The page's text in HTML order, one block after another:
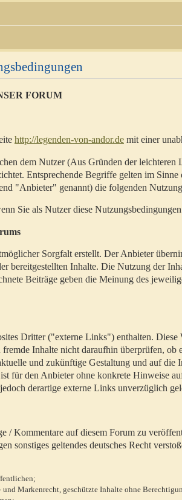
FORUM
http://legenden-von-andor.de mit einer
dem Nutzer (Aus Gründen der leichteren
Entsprechende Begriffe gelten im
"Anbieter" genannt) die folgenden
Sie als Nutzer diese
Sorgfalt erstellt. Der Anbieter
bereitgestellten Inhalte. Die Nutzung der
Beiträge geben die Meinung des
Dritter ("externe Links") enthalten. Diese
Inhalte nicht daraufhin überprüfen, ob
und zukünftige Gestaltung und auf die
für den Anbieter ohne konkrete Hinweise
derartige externe Links unverzüglich
/ Kommentare auf diesem Forum zu
sonstiges geltendes deutsches Recht
und Markenrecht, geschützte Inhalte ohne